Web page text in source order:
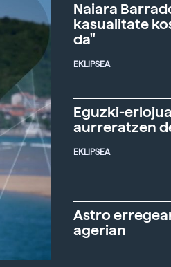
Naiara
kasualitate
da"
EKLIPSEA
Eguzki-erlojua
aurreratzen
EKLIPSEA
Astro
agerian